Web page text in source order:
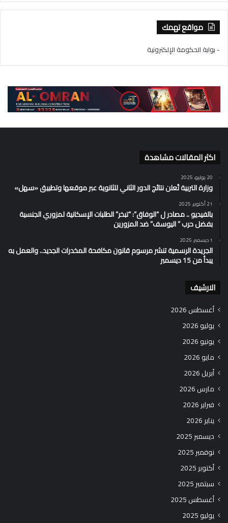
مواقع تهمك
- بوابة الحكومة الإلكترونية
اكثر المقالات مشاهدة
20 يوليو، 2025
وزارة التربية تُعلن نتائج الدور الثاني للثانوية عبر موقعها وتطبيق «سهل»
21 أكتوبر، 2025
بالفيديو .. مصادر ل “الوفاق”: “تبخر” الطلبات الإسكانية لمزوري الجنسية
بفضل حرب ” اليوسف” ضد المزورين
1 ديسمبر، 2025
الجريدة الرسمية تنشر مرسوم قانون مكافحة المخدرات الجديد.. والعمل به
يبدأ من 15 ديسمبر
الارشيف
أغسطس 2026
يوليو 2026
يونيو 2026
مايو 2026
أبريل 2026
مارس 2026
فبراير 2026
يناير 2026
ديسمبر 2025
نوفمبر 2025
أكتوبر 2025
سبتمبر 2025
أغسطس 2025
يوليو 2025